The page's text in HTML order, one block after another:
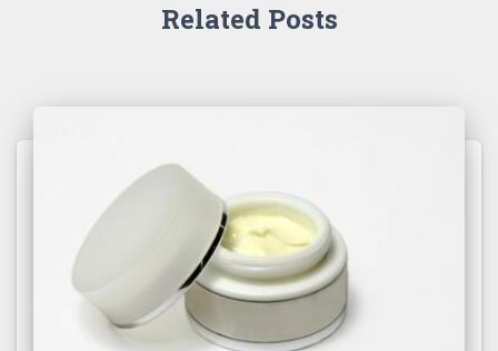
Related Posts